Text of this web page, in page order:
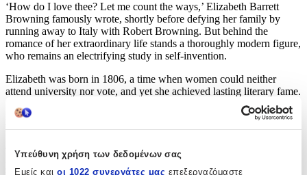
Υπεύθυνη χρήση των δεδομένων σας
Εμείς και οι 1022 συνεργάτες μας επεξεργαζόμαστε
‘How do I love thee? Let me count the ways,’ Elizabeth Barrett
Browning famously wrote, shortly before defying her family by
running away to Italy with Robert Browning. But behind the
romance of her extraordinary life stands a thoroughly modern figure,
who remains an electrifying study in self-invention.
Elizabeth was born in 1806, a time when women could neither
attend university nor vote, and yet she achieved lasting literary fame.
She remains Britain’s greatest woman poet, whose work has
inspired writers from Emily Dickinson to George Eliot and Virginia
Woolf.
This vividly written biography, the first full study for over thirty